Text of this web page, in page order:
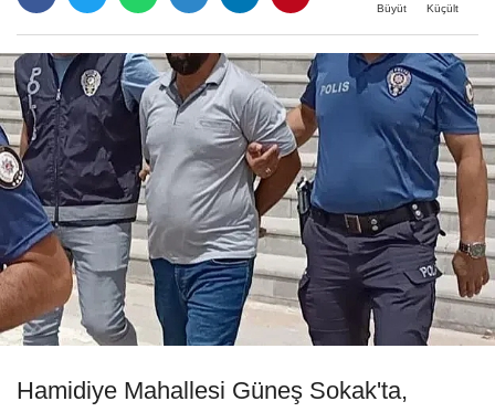
Büyüt Küçült
Hamidiye Mahallesi Güneş Sokak'ta,